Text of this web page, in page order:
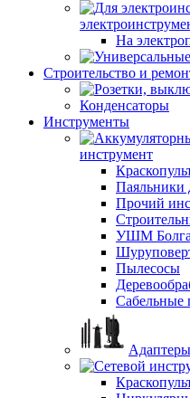
На
Строительство и
Конденсаторы
Инструменты
инструмент
Паяльники
Прочий
УШМ
Пылесосы
Сабельные
Адаптеры